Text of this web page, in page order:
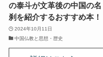
インド思想と文化、歴史
の泰斗が文革後の中国の名
刹を紹介するおすすめ本！
2024年10月11日
中国仏教と思想・歴史